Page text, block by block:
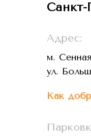
Адрес:
м.
ул.
Санкт-
Как